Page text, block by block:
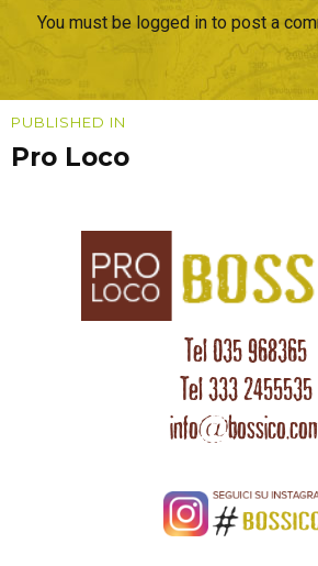
You must be logged in to post a
Navigazione
articoli
PUBLISHED IN
Pro Loco
Tel 035 968365
Tel 333 2455535